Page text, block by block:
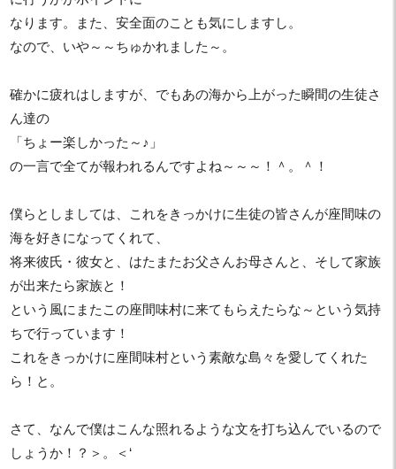
なります。また、安全面のことも気にしますし。
なので、いや～～ちゅかれました～。
確かに疲れはしますが、でもあの海から上がった瞬間の生徒さ
ん達の
「ちょー楽しかった～♪」
の一言で全てが報われるんですよね～～～！＾。＾！
僕らとしましては、これをきっかけに生徒の皆さんが座間味の
海を好きになってくれて、
将来彼氏・彼女と、はたまたお父さんお母さんと、そして家族
が出来たら家族と！
という風にまたこの座間味村に来てもらえたらな～という気持
ちで行っています！
これをきっかけに座間味村という素敵な島々を愛してくれた
ら！と。
さて、なんで僕はこんな照れるような文を打ち込んでいるので
しょうか！？＞。＜‘